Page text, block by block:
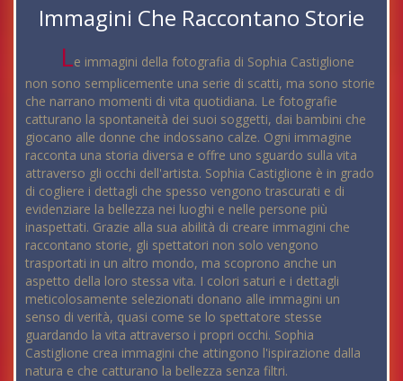
Immagini Che Raccontano Storie
Le immagini della fotografia di Sophia Castiglione
non sono semplicemente una serie di scatti, ma sono storie
che narrano momenti di vita quotidiana. Le fotografie
catturano la spontaneità dei suoi soggetti, dai bambini che
giocano alle donne che indossano calze. Ogni immagine
racconta una storia diversa e offre uno sguardo sulla vita
attraverso gli occhi dell'artista. Sophia Castiglione è in grado
di cogliere i dettagli che spesso vengono trascurati e di
evidenziare la bellezza nei luoghi e nelle persone più
inaspettati. Grazie alla sua abilità di creare immagini che
raccontano storie, gli spettatori non solo vengono
trasportati in un altro mondo, ma scoprono anche un
aspetto della loro stessa vita. I colori saturi e i dettagli
meticolosamente selezionati donano alle immagini un
senso di verità, quasi come se lo spettatore stesse
guardando la vita attraverso i propri occhi. Sophia
Castiglione crea immagini che attingono l'ispirazione dalla
natura e che catturano la bellezza senza filtri.